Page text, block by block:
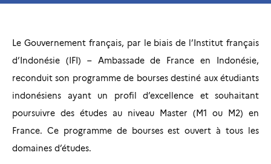
Le Gouvernement français, par le biais de l’Institut français
d’Indonésie (IFI) – Ambassade de France en Indonésie,
reconduit son programme de bourses destiné aux étudiants
indonésiens ayant un profil d’excellence et souhaitant
poursuivre des études au niveau Master (M1 ou M2) en
France. Ce programme de bourses est ouvert à tous les
domaines d’études.